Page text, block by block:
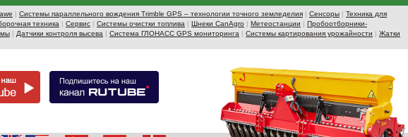
| Системы параллельного вождения Trimble GPS – технологии точного земледелия | Сенсоры | Техника для
техника | Сервис | Системы очистки топлива | Шнеки CanAgro | Метеостанции | Пробоотборники-
| Датчики контроля высева | Система ГЛОНАСС GPS мониторинга | Системы картирования урожайности | Жатки